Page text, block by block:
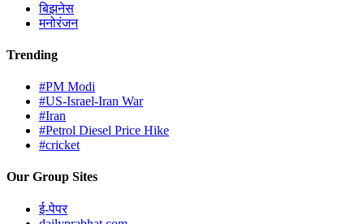
बिझनेस
मनोरंजन
Trending
#PM Modi
#US-Israel-Iran War
#Iran
#Petrol Diesel Price Hike
#cricket
Our Group Sites
ई-पेपर